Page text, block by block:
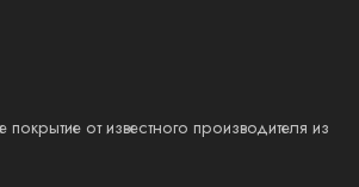
от известного производителя из